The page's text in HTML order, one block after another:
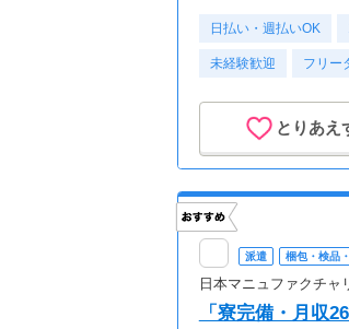
日払い・週払いOK
未経験歓迎 フリー
とりあえ
派遣 梱包・検品
日本マニュファクチャ
「寮完備・月収